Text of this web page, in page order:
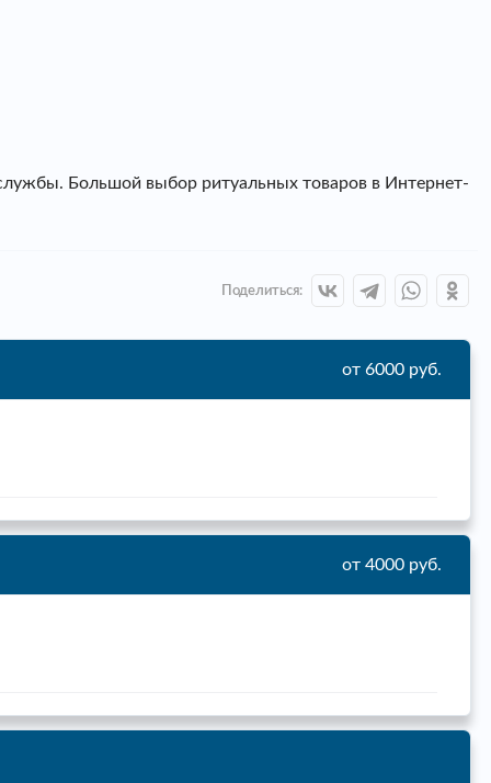
Большой выбор ритуальных товаров в Интернет-
Поделиться:
от 6000 руб.
от 4000 руб.